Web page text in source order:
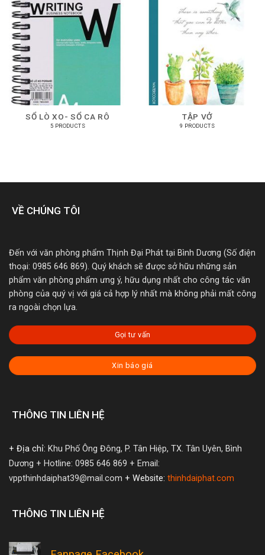
SỔ LÒ XO- SỔ CA RÔ
5 PRODUCTS
TẬP VỞ
9 PRODUCTS
VỀ CHÚNG TÔI
Đến với văn phòng phẩm Thịnh Đại Phát tại Bình Dương (Số điện
thoại: 0985 646 869). Quý khách sẽ được sở hữu những sản
phẩm văn phòng phẩm ưng ý, hữu dụng nhất cho công tác văn
phòng của quý vị với giá cả hợp lý nhất mà không phải mất công
ra ngoài chọn lựa.
Gọi tư vấn
Xin báo giá
THÔNG TIN LIÊN HỆ
+ Địa chỉ: Khu Phố Ông Đông, P. Tân Hiệp, TX. Tân Uyên, Bình
Dương + Hotline: 0985 646 869 + Email:
vppthinhdaiphat39@mail.com + Website: thinhdaiphat.com
THÔNG TIN LIÊN HỆ